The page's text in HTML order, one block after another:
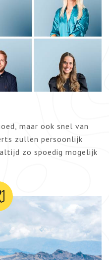
maar ook snel van
zullen persoonlijk
zo spoedig mogelijk